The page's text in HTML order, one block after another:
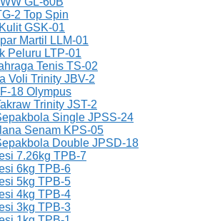
2 Top Spin
GSK-01
Martil LLM-01
Peluru LTP-01
Tenis TS-02
Voli Trinity JBV-2
18 Olympus
Trinity JST-2
Single JPSS-24
Senam KPS-05
Double JPSD-18
7.26kg TPB-7
6kg TPB-6
5kg TPB-5
4kg TPB-4
3kg TPB-3